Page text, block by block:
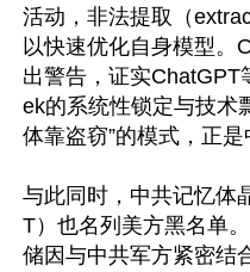
活动，非法提取（
以快速优化自身模型。
出警告，证实
ek的系统性锁定与技术
体靠盗窃”的模式，正
与此同时，中共记忆体
T）也名列美方黑名单
储因与中共军方紧密结